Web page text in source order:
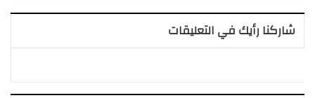
شاركنا رأيك في التعليقات